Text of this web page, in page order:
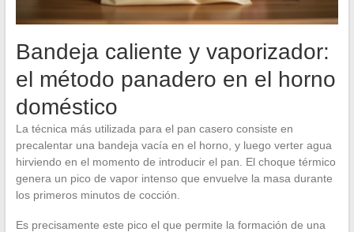
Bandeja caliente y vaporizador:
el método panadero en el horno
doméstico
La técnica más utilizada para el pan casero consiste en
precalentar una bandeja vacía en el horno, y luego verter agua
hirviendo en el momento de introducir el pan. El choque térmico
genera un pico de vapor intenso que envuelve la masa durante
los primeros minutos de cocción.
Es precisamente este pico el que permite la formación de una